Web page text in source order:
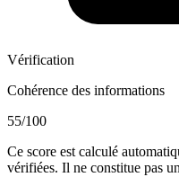
Vérification
Cohérence des informations
55/100
Ce score est calculé
vérifiées. Il ne constitue pas